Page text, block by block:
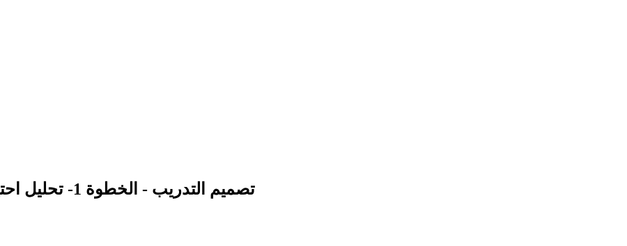
كورس تدريب المدربين (ToT) تصميم التدريب - الخطوة 1- تحليل احتياجات التدريب